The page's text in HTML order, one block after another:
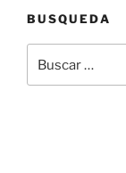
BUSQUEDA
por: